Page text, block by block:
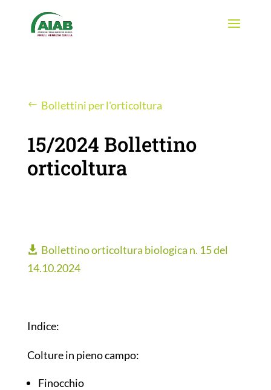
Bollettini per l'orticoltura
15/2024 Bollettino
orticoltura
Bollettino orticoltura biologica n. 15 del
14.10.2024
Indice:
Colture in pieno campo:
Finocchio